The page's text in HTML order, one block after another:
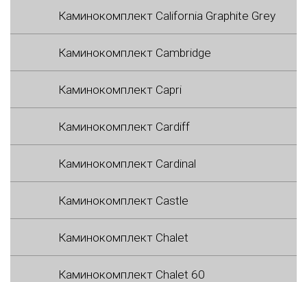
Каминокомплект California Graphite Grey
Каминокомплект Cambridge
Каминокомплект Capri
Каминокомплект Cardiff
Каминокомплект Cardinal
Каминокомплект Castle
Каминокомплект Chalet
Каминокомплект Chalet 60